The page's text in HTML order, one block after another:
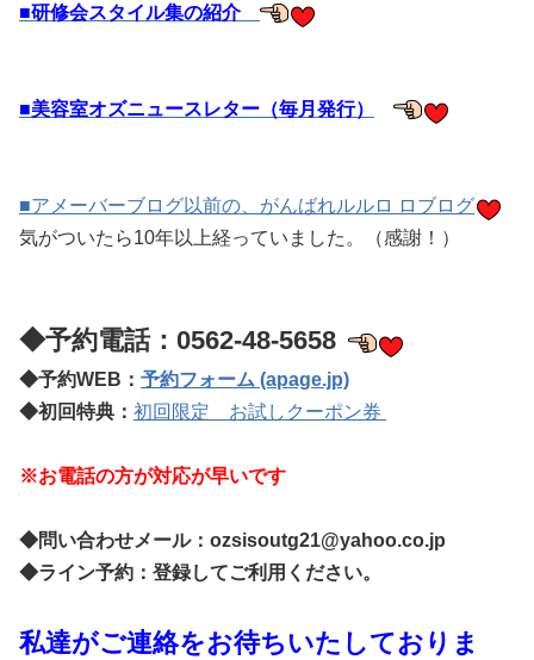
■研修会スタイル集の紹介
■美容室オズニュースレター（毎月発行）
■アメーバーブログ以前の、がんばれルルロ ロブログ
気がついたら10年以上経っていました。（感謝！）
◆予約電話：0562-48-5658
◆予約WEB： 予約フォーム (apage.jp)
◆初回特典： 初回限定 お試しクーポン券
※お電話の方が対応が早いです
◆問い合わせメール：ozsisoutg21@yahoo.co.jp
◆ライン予約：登録してご利用ください。
私達がご連絡をお待ちいたしておりま